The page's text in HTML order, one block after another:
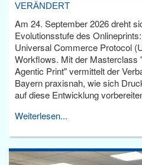
VERÄNDERT
Am 24. September 2026 dreht
Evolutionsstufe des
Universal Commerce Protocol
Workflows. Mit der Masterclass
Agentic Print" vermittelt der
Bayern praxisnah, wie sich
auf diese Entwicklung
Weiterlesen...